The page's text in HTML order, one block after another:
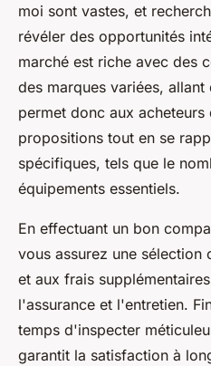
moi sont vastes, et
révéler des opportunités
marché est riche avec des
des marques variées,
permet donc aux
propositions tout en se
spécifiques, tels que le
équipements essentiels.
En effectuant un bon
vous assurez une
et aux frais
l'assurance et l'entretien.
temps d'inspecter
garantit la satisfaction à